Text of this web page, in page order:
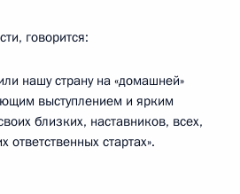
говорится:
нашу страну на «домашней»
выступлением и ярким
близких, наставников, всех,
ответственных стартах».